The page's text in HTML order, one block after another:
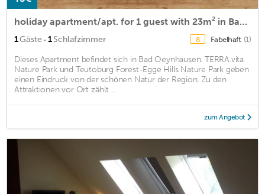
holiday apartment/apt. for 1 guest with 23m² in Bad Oeynhausen (160040)
1Gäste · 1Schlafzimmer 8 Fabelhaft (1)
Dieses Apartment befindet sich in Bad Oeynhausen. TERRA.vita
Nature Park und Teutoburg Forest-Egge Hills Nature Park geben
einen Eindruck von der schönen Natur der Region. Zu den
Attraktionen vor Ort zählt ...
zum Angebot